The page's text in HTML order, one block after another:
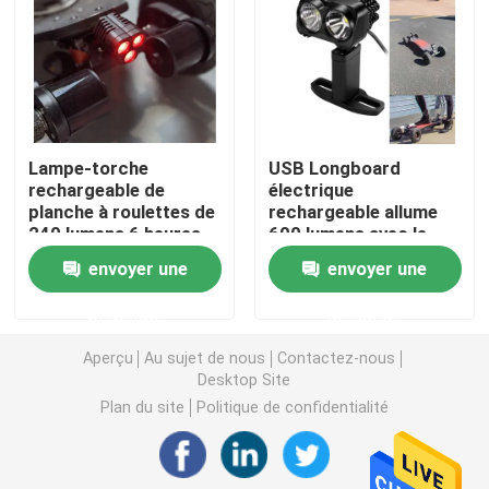
Lampe-torche du vélo LED
lampe-torche menée rechargeable
Lampe-torche blanche de laser
Lumière électrique de bicyclette
Scaphandre Dive Lights
batteries rechargeables d'ion de Li
Lampe-torche
rechargeable de
planche à roulettes de
240 lumens 6 heures
de temps d'exécution
envoyer une
USB Longboard
électrique
rechargeable allume
600 lumens avec le
lithium Ion Battery
envoyer une
Aperçu Au sujet de nous
Contactez-nous
Desktop Site
Plan du site
Politique de confidentialité